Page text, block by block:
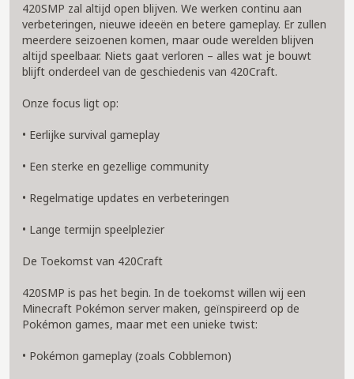
420SMP zal altijd open blijven. We werken continu aan
verbeteringen, nieuwe ideeën en betere gameplay. Er zullen
meerdere seizoenen komen, maar oude werelden blijven
altijd speelbaar. Niets gaat verloren – alles wat je bouwt
blijft onderdeel van de geschiedenis van 420Craft.
Onze focus ligt op:
• Eerlijke survival gameplay
• Een sterke en gezellige community
• Regelmatige updates en verbeteringen
• Lange termijn speelplezier
De Toekomst van 420Craft
420SMP is pas het begin. In de toekomst willen wij een
Minecraft Pokémon server maken, geïnspireerd op de
Pokémon games, maar met een unieke twist:
• Pokémon gameplay (zoals Cobblemon)